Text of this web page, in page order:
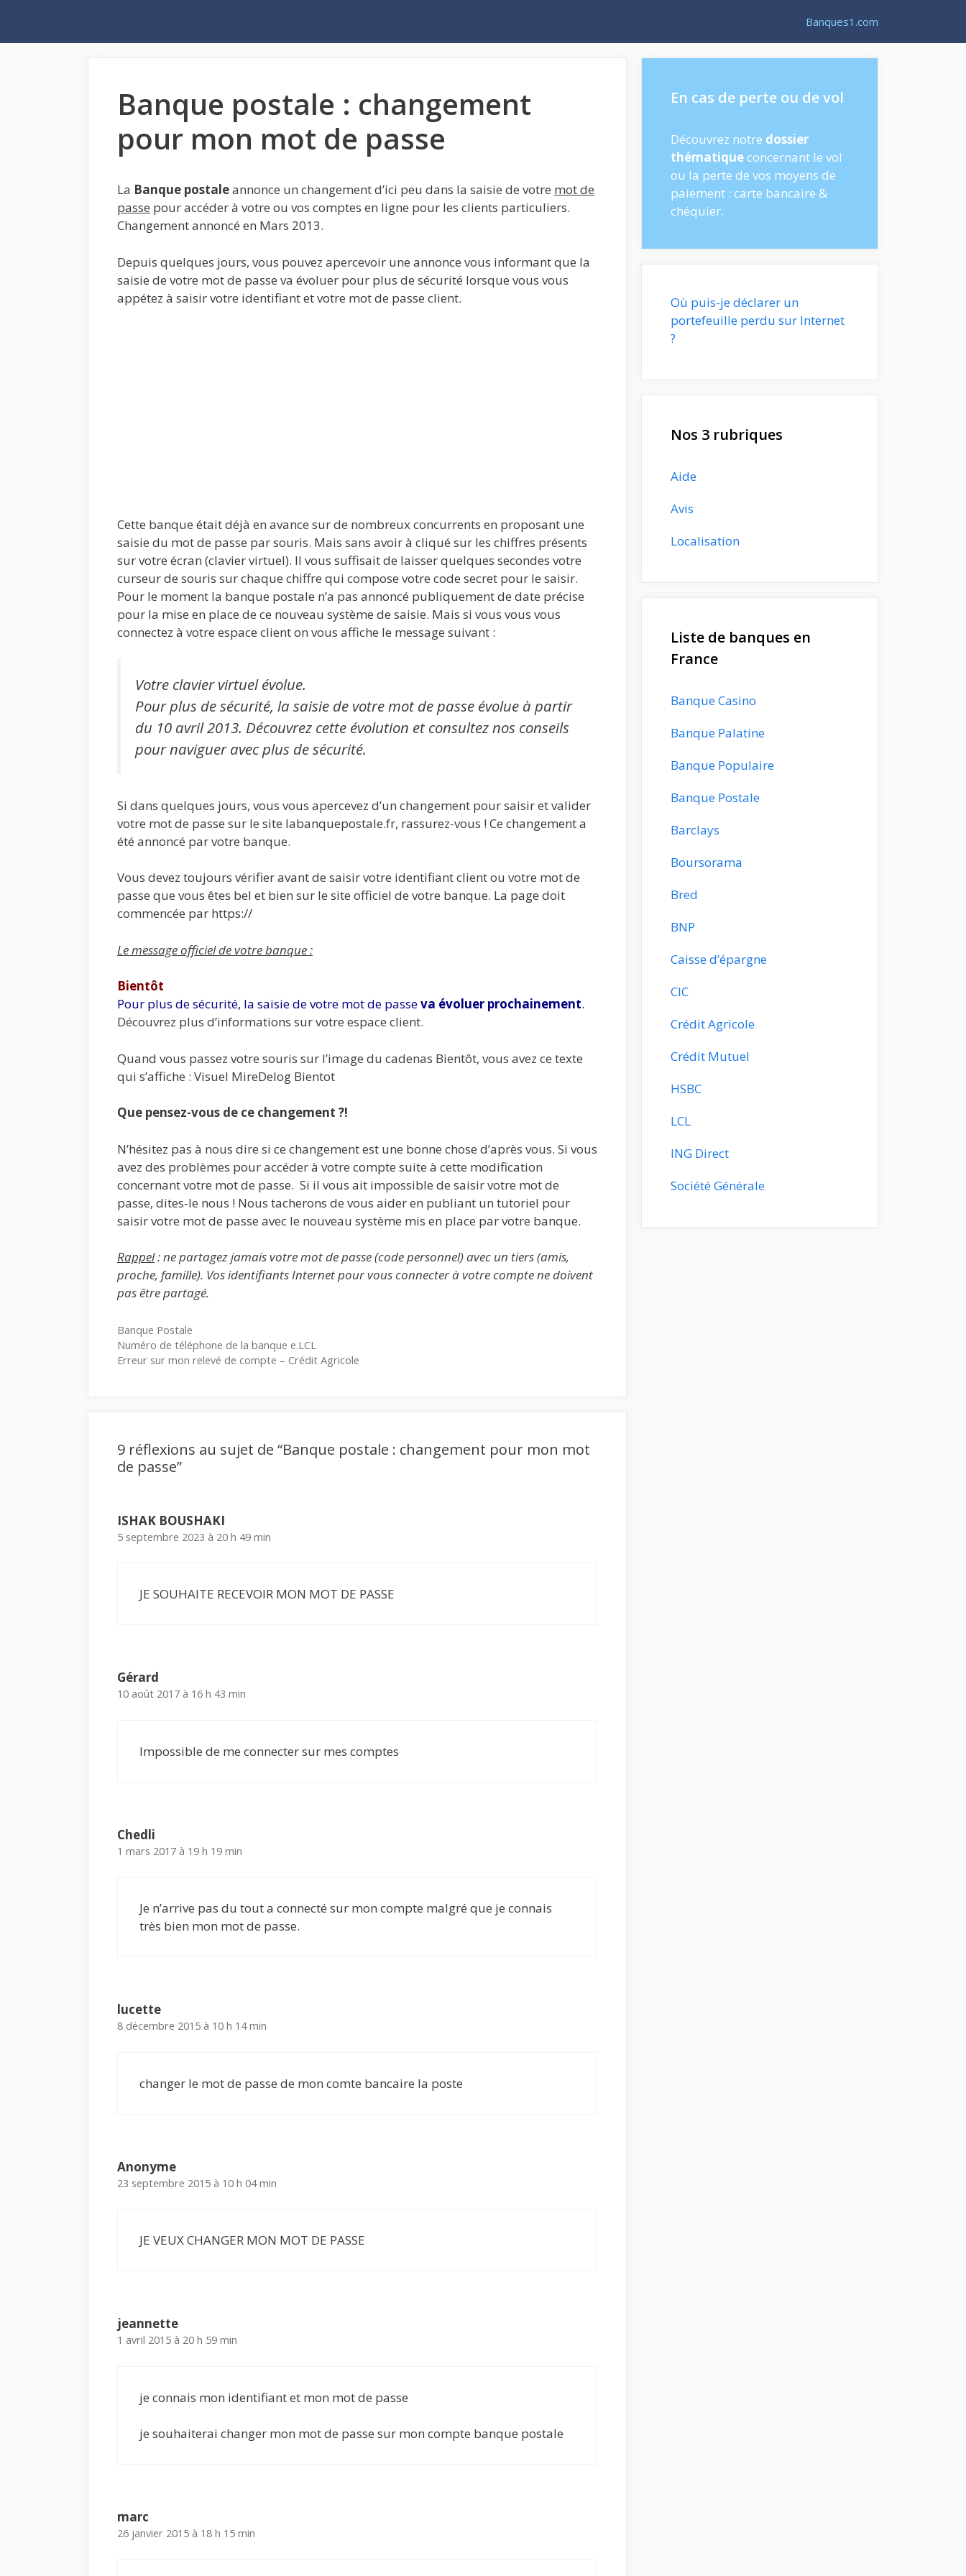
contenu
Banques1.com
Banque postale : changement
pour mon mot de passe
La Banque postaleannonce un changement d’ici peu dans la saisie de votre mot de
passe pour accéder à votre ou vos comptes en ligne pour les clients particuliers.
Changement annoncé en Mars 2013.
Depuis quelques jours, vous pouvez apercevoir une annonce vous informant que la
saisie de votre mot de passe va évoluer pour plus de sécurité lorsque vous vous
appétez à saisir votre identifiant et votre mot de passe client.
Cette banque était déjà en avance sur de nombreux concurrents en proposant une
saisie du mot de passe par souris. Mais sans avoir à cliqué sur les chiffres présents
sur votre écran (clavier virtuel). Il vous suffisait de laisser quelques secondes votre
curseur de souris sur chaque chiffre qui compose votre code secret pour le saisir.
Pour le moment la banque postale n’a pas annoncé publiquement de date précise
pour la mise en place de ce nouveau système de saisie. Mais si vous vous vous
connectez à votre espace client on vous affiche le message suivant :
Votre clavier virtuel évolue.
Pour plus de sécurité, la saisie de votre mot de passe évolue à partir
du 10 avril 2013. Découvrez cette évolution et consultez nos conseils
pour naviguer avec plus de sécurité.
Si dans quelques jours, vous vous apercevez d’un changement pour saisir et valider
votre mot de passe sur le site labanquepostale.fr, rassurez-vous ! Ce changement a
été annoncé par votre banque.
Vous devez toujours vérifier avant de saisir votre identifiant client ou votre mot de
passe que vous êtes bel et bien sur le site officiel de votre banque. La page doit
commencée par https://
Le message officiel de votre banque :
Bientôt
Pour plus de sécurité, la saisie de votre mot de passeva évoluer prochainement.
Découvrez plus d’informations sur votre espace client.
Quand vous passez votre souris sur l’image du cadenas Bientôt, vous avez ce texte
qui s’affiche : Visuel MireDelog Bientot
Que pensez-vous de ce changement ?!
N’hésitez pas à nous dire si ce changement est une bonne chose d’après vous. Si vous
avez des problèmes pour accéder à votre compte suite à cette modification
concernant votre mot de passe. Si il vous ait impossible de saisir votre mot de
passe, dites-le nous ! Nous tacherons de vous aider en publiant un tutoriel pour
saisir votre mot de passe avec le nouveau système mis en place par votre banque.
Rappel: ne partagez jamais votre mot de passe (code personnel) avec un tiers (amis,
proche, famille). Vos identifiants Internet pour vous connecter à votre compte ne doivent
pas être partagé.
Catégories
Banque Postale
Numéro de téléphone de la banque e.LCL
Erreur sur mon relevé de compte – Crédit Agricole
9 réflexions au sujet de “Banque postale : changement pour mon mot
de passe”
ISHAK BOUSHAKI
5 septembre 2023 à 20 h 49 min
JE SOUHAITE RECEVOIR MON MOT DE PASSE
Gérard
10 août 2017 à 16 h 43 min
Impossible de me connecter sur mes comptes
Chedli
1 mars 2017 à 19 h 19 min
Je n’arrive pas du tout a connecté sur mon compte malgré que je connais
très bien mon mot de passe.
lucette
8 décembre 2015 à 10 h 14 min
changer le mot de passe de mon comte bancaire la poste
Anonyme
23 septembre 2015 à 10 h 04 min
JE VEUX CHANGER MON MOT DE PASSE
jeannette
1 avril 2015 à 20 h 59 min
je connais mon identifiant et mon mot de passe
je souhaiterai changer mon mot de passe sur mon compte banque postale
marc
26 janvier 2015 à 18 h 15 min
En cas de perte ou de vol
Découvrez notre dossier
thématiqueconcernant le vol
ou la perte de vos moyens de
paiement : carte bancaire &
chéquier.
Où puis-je déclarer un
portefeuille perdu sur Internet
?
Nos 3 rubriques
Aide
Avis
Localisation
Liste de banques en
France
Banque Casino
Banque Palatine
Banque Populaire
Banque Postale
Barclays
Boursorama
Bred
BNP
Caisse d’épargne
CIC
Crédit Agricole
Crédit Mutuel
HSBC
LCL
ING Direct
Société Générale